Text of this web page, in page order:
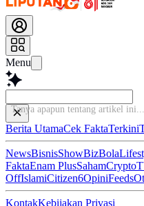
Menu
Berita UtamaCek FaktaTerkini
NewsBisnisShowBizBola
FaktaEnam PlusSahamCrypto
OffIslamiCitizen6OpiniFeeds
KontakKebijakan Privasi